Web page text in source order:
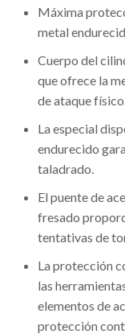
Máxima
metal
Cuerpo del
que ofrece la
de ataque físico.
La especial
endurecido
taladrado.
El puente de
fresado
tentativas de
La protección
las
elementos de
protección